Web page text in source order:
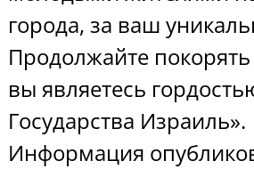
города, за ваш
Продолжайте
вы являетесь
Государства Израиль».
Информация